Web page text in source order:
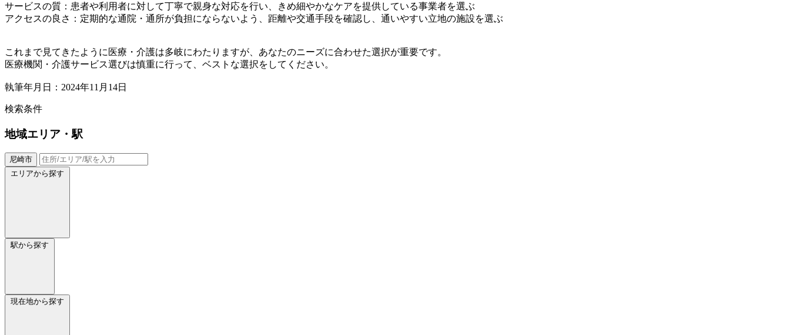
サービスの質：患者や利用者に対して丁寧で親身な対応を行い、きめ細やかなケアを提供している事業者を選ぶ
アクセスの良さ：定期的な通院・通所が負担にならないよう、距離や交通手段を確認し、通いやすい立地の施設を選ぶ
これまで見てきたように医療・介護は多岐にわたりますが、あなたのニーズに合わせた選択が重要です。
医療機関・介護サービス選びは慎重に行って、ベストな選択をしてください。
執筆年月日：2024年11月14日
検索条件
地域エリア・駅
尼崎市
エリアから探す
駅から探す
現在地から探す